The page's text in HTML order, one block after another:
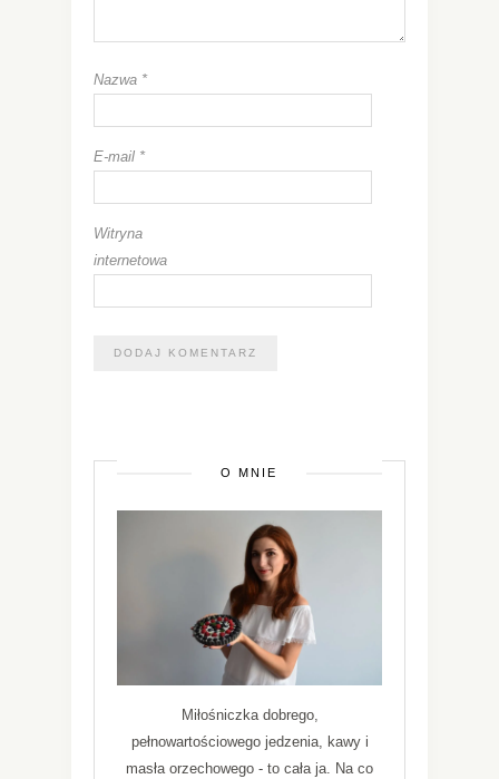
Nazwa *
E-mail *
Witryna
internetowa
O MNIE
Miłośniczka dobrego,
pełnowartościowego jedzenia, kawy i
masła orzechowego - to cała ja. Na co